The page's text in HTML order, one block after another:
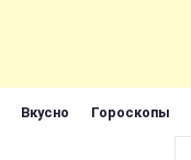
Вкусно Гороскопы